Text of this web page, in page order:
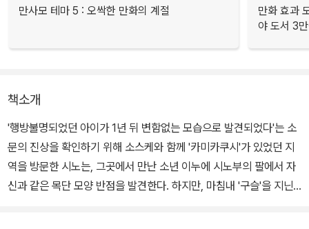
만사모 테마 5 : 오싹한 만화의 계절
만화 효과
야 도서 3
책소개
'행방불명되었던 아이가 1년 뒤 변함없는 모습으로 발견되었다'는 소
문의 진상을 확인하기 위해 소스케와 함께 '카미카쿠시'가 있었던 지
역을 방문한 시노는, 그곳에서 만난 소년 이누에 시노부의 팔에서 자
신과 같은 목단 모양 반점을 발견한다. 하지만, 마침내 '구슬'을 지닌